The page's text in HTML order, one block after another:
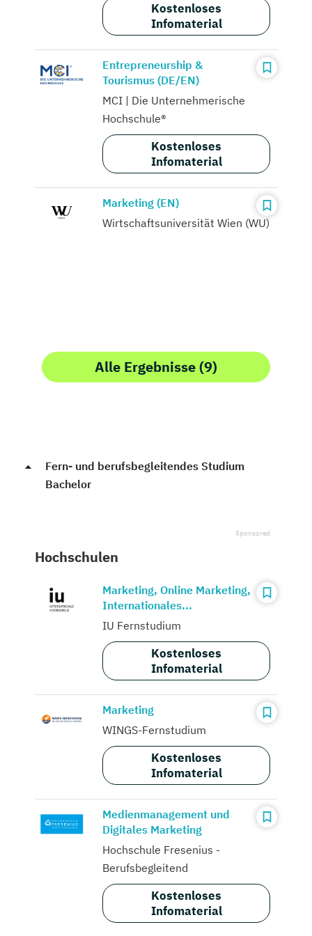
Kostenloses
Infomaterial
Entrepreneurship &
Tourismus (DE/EN)
MCI | Die Unternehmerische
Hochschule®
Kostenloses
Infomaterial
Marketing (EN)
Wirtschaftsuniversität Wien (WU)
Alle Ergebnisse (9)
Fern- und berufsbegleitendes Studium
Bachelor
Hochschulen
Marketing, Online Marketing,
Internationales...
IU Fernstudium
Kostenloses
Infomaterial
Marketing
WINGS-Fernstudium
Kostenloses
Infomaterial
Medienmanagement und
Digitales Marketing
Hochschule Fresenius -
Berufsbegleitend
Kostenloses
Infomaterial